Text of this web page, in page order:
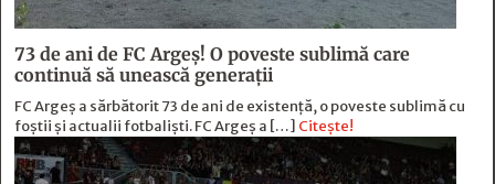
73 de ani de FC Argeş! O poveste sublimă care
continuă să unească generaţii
FC Argeș a sărbătorit 73 de ani de existență, o poveste sublimă cu
foștii și actualii fotbaliști. FC Argeș a […] Citește!